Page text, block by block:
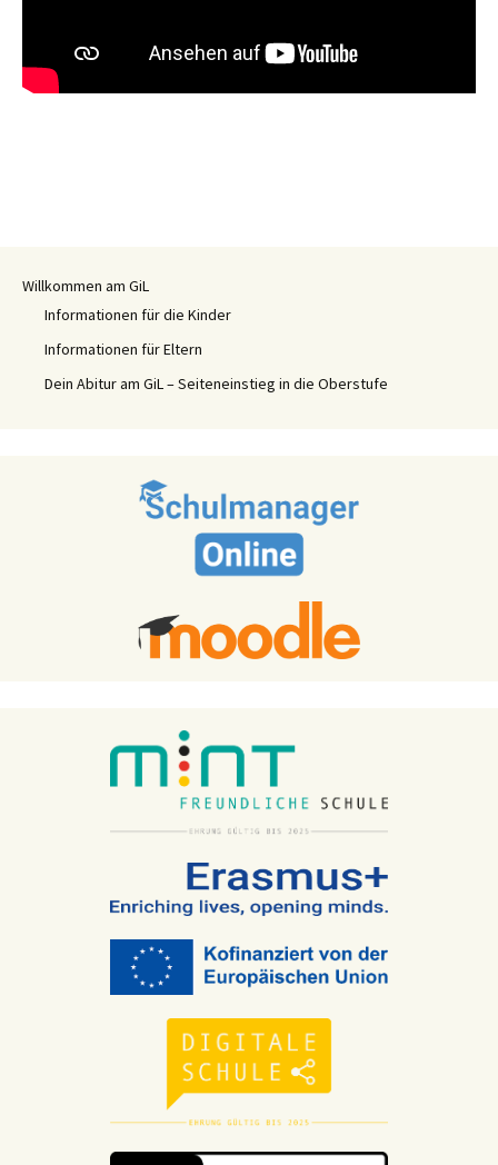
Willkommen am GiL
Informationen für die Kinder
Informationen für Eltern
Dein Abitur am GiL – Seiteneinstieg in die Oberstufe